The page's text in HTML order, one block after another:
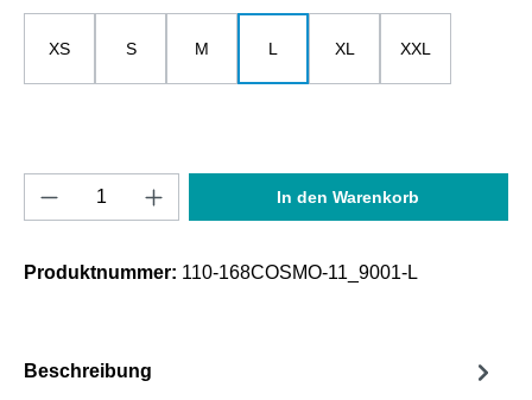
XS S M L XL XXL
Produkt Anzahl: Gib den gewünschten
In den Warenkorb
Produktnummer: 110-168COSMO-11_9001-L
Beschreibung